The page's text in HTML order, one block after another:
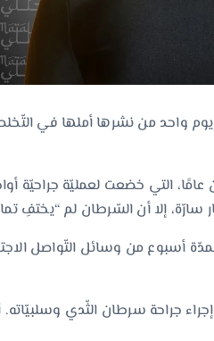
واحد من نشرها أملها في
التي خضعت لعمليّة جراحيّة
إلا أن السّرطان لم “يختفِ
أسبوع من وسائل التّواصل
جراحة سرطان الثّدي وسلبيّاته.